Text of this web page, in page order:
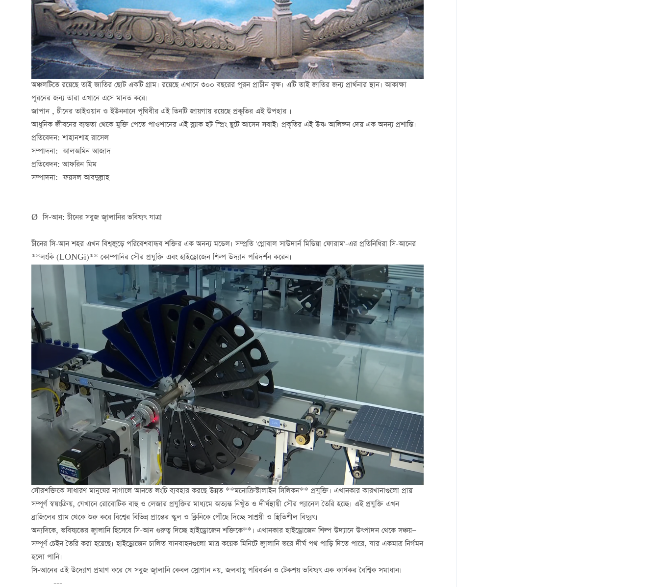
অঞ্চলটিতে রয়েছে তাই জাতির ছোট একটি গ্রাম। রয়েছে এখানে ৩০০ বছরের পুরন প্রাচীন বৃক্ষ। এটি তাই জাতির জন্য প্রার্থনার স্থান। আকাক্ষা
পূরনের জন্য তারা এখানে এসে মানত করে।
জাপান , চীনের তাইওয়ান ও ইউননানে পৃথিবীর এই তিনটি জায়গায় রয়েছে প্রকৃতির এই উপহার ।
আধুনিক জীবনের ব্যস্ততা থেকে মুক্তি পেতে পাওশানের এই ব্ল্যাক হট স্প্রিং ছুটে আসেন সবাই। প্রকৃতির এই উষ্ণ আলিঙ্গন দেয় এক অনন্য প্রশান্তি।
প্রতিবেদন: শাহানশাহ রাসেল
সম্পাদনা: আলঅমিন আজাদ
প্রতিবেদন: আফরিন মিম
সম্পাদনা: ফয়সল আবদুল্লাহ
Ø সি-আন: চীনের সবুজ জ্বালানির ভবিষ্যৎ যাত্রা
চীনের সি-আন শহর এখন বিশ্বজুড়ে পরিবেশবান্ধব শক্তির এক অনন্য মডেল। সম্প্রতি 'গ্লোবাল সাউদার্ন মিডিয়া ফোরাম'-এর প্রতিনিধিরা সি-আনের
**লংকি (LONGi)** কোম্পানির সৌর প্রযুক্তি এবং হাইড্রোজেন শিল্প উদ্যান পরিদর্শন করেন।
সৌরশক্তিকে সাধারণ মানুষের নাগালে আনতে লংচি ব্যবহার করছে উন্নত **মনোক্রিস্টালাইন সিলিকন** প্রযুক্তি। এখানকার কারখানাগুলো প্রায়
সম্পূর্ণ স্বয়ংক্রিয়, যেখানে রোবোটিক বাহু ও লেজার প্রযুক্তির মাধ্যমে অত্যন্ত নিখুঁত ও দীর্ঘস্থায়ী সৌর প্যানেল তৈরি হচ্ছে। এই প্রযুক্তি এখন
ব্রাজিলের গ্রাম থেকে শুরু করে বিশ্বের বিভিন্ন প্রান্তের স্কুল ও ক্লিনিকে পৌঁছে দিচ্ছে সাশ্রয়ী ও স্থিতিশীল বিদ্যুৎ।
অন্যদিকে, ভবিষ্যতের জ্বালানি হিসেবে সি-আন গুরুত্ব দিচ্ছে হাইড্রোজেন শক্তিকে**। এখানকার হাইড্রোজেন শিল্প উদ্যানে উৎপাদন থেকে সঞ্চয়—
সম্পূর্ণ চেইন তৈরি করা হয়েছে। হাইড্রোজেন চালিত যানবাহনগুলো মাত্র কয়েক মিনিটে জ্বালানি ভরে দীর্ঘ পথ পাড়ি দিতে পারে, যার একমাত্র নির্গমন
হলো পানি।
সি-আনের এই উদ্যোগ প্রমাণ করে যে সবুজ জ্বালানি কেবল স্লোগান নয়, জলবায়ু পরিবর্তন ও টেকশয় ভবিষ্যৎ এক কার্যকর বৈশ্বিক সমাধান।
---